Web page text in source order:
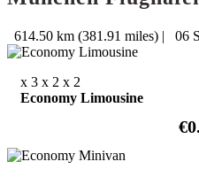
614.50 km (381.91 miles) | 06
x 3 x 2 x 2
Economy Limousine